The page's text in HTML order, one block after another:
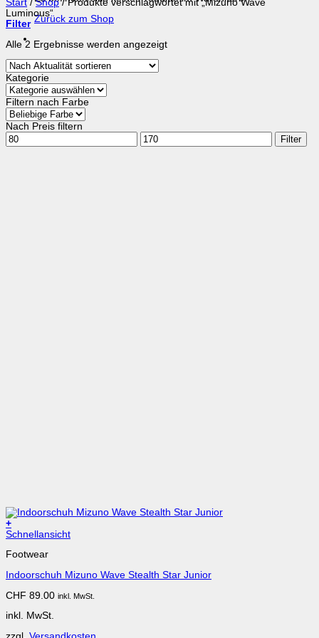
Zurück zum Shop
Start / Shop /Produkte verschlagwortet mit „Mizuno Wave
Luminous“
Filter
Alle 2 Ergebnisse werden angezeigtNach
Kategorie
Filtern nach Farbe
Nach Preis filtern
Min.
Preis
Max.
Preis
Filter
+
Dieses
weist
Varianten
Die
können
Schnellansicht
Footwear
Indoorschuh Mizuno Wave Stealth Star Junior
CHF 89.00 inkl. MwSt.
inkl. MwSt.